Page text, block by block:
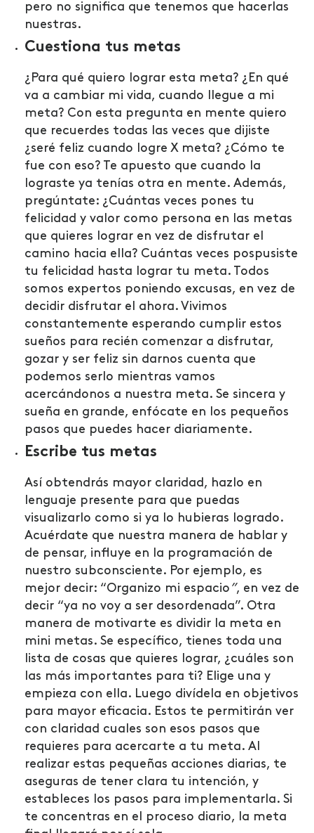
pero no significa que tenemos que hacerlas
nuestras.
Cuestiona tus metas
¿Para qué quiero lograr esta meta? ¿En qué
va a cambiar mi vida, cuando llegue a mi
meta? Con esta pregunta en mente quiero
que recuerdes todas las veces que dijiste
¿seré feliz cuando logre X meta? ¿Cómo te
fue con eso? Te apuesto que cuando la
lograste ya tenías otra en mente. Además,
pregúntate: ¿Cuántas veces pones tu
felicidad y valor como persona en las metas
que quieres lograr en vez de disfrutar el
camino hacia ella? Cuántas veces pospusiste
tu felicidad hasta lograr tu meta. Todos
somos expertos poniendo excusas, en vez de
decidir disfrutar el ahora. Vivimos
constantemente esperando cumplir estos
sueños para recién comenzar a disfrutar,
gozar y ser feliz sin darnos cuenta que
podemos serlo mientras vamos
acercándonos a nuestra meta. Se sincera y
sueña en grande, enfócate en los pequeños
pasos que puedes hacer diariamente.
Escribe tus metas
Así obtendrás mayor claridad, hazlo en
lenguaje presente para que puedas
visualizarlo como si ya lo hubieras logrado.
Acuérdate que nuestra manera de hablar y
de pensar, influye en la programación de
nuestro subconsciente. Por ejemplo, es
mejor decir: “Organizo mi espacio ”, en vez de
decir “ya no voy a ser desordenada”. Otra
manera de motivarte es dividir la meta en
mini metas. Se específico, tienes toda una
lista de cosas que quieres lograr, ¿cuáles son
las más importantes para ti? Elige una y
empieza con ella. Luego divídela en objetivos
para mayor eficacia. Estos te permitirán ver
con claridad cuales son esos pasos que
requieres para acercarte a tu meta. Al
realizar estas pequeñas acciones diarias, te
aseguras de tener clara tu intención, y
estableces los pasos para implementarla. Si
te concentras en el proceso diario, la meta